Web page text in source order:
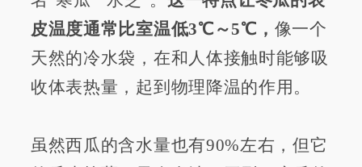
皮温度通常比室温低3℃～5℃， 像一个
天然的冷水袋，在和人体接触时能够吸
收体表热量，起到物理降温的作用。
虽然西瓜的含水量也有90%左右，但它